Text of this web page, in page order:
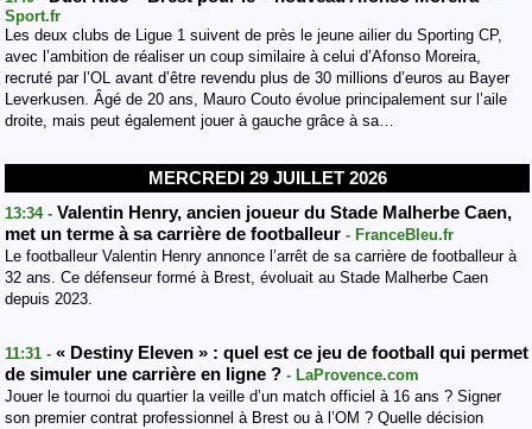
Sport.fr
Les deux clubs de Ligue 1 suivent de près le jeune ailier du Sporting CP,
avec l’ambition de réaliser un coup similaire à celui d’Afonso Moreira,
recruté par l’OL avant d’être revendu plus de 30 millions d’euros au Bayer
Leverkusen. Âgé de 20 ans, Mauro Couto évolue principalement sur l’aile
droite, mais peut également jouer à gauche grâce à sa…
MERCREDI 29 JUILLET 2026
13:34 - Valentin Henry, ancien joueur du Stade Malherbe Caen,
met un terme à sa carrière de footballeur - FranceBleu.fr
Le footballeur Valentin Henry annonce l’arrêt de sa carrière de footballeur à
32 ans. Ce défenseur formé à Brest, évoluait au Stade Malherbe Caen
depuis 2023.
11:31 - « Destiny Eleven » : quel est ce jeu de football qui permet
de simuler une carrière en ligne ? - LaProvence.com
Jouer le tournoi du quartier la veille d’un match officiel à 16 ans ? Signer
son premier contrat professionnel à Brest ou à l’OM ? Quelle décision